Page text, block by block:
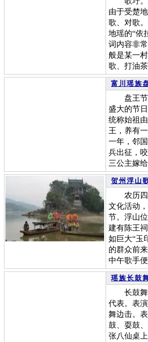
由于受楚
歌、对歌
地瑶的“依
词内容非
般是某一
歌、打油
富川瑶族
盘王节。
盛大的节
统称始祖
王，养有
一年，邻
兵出征，
三公主嫁
贺州浮山
农历四月
文化活动
节。浮山
建有陈王
如巨大“玉
的群众前
中午歌手
瑶族长鼓
长鼓舞是
代表。表
舞边击。
鼓、耍鼓
张八仙桌